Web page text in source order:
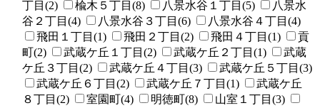
丁目(2)
楡木５丁目(8) 八景水谷１丁目(5)
八景水
谷２丁目(4)
八景水谷３丁目(6)
八景水谷４丁目(4)
飛田１丁目(1)
飛田２丁目(2) 飛田４丁目(1)
貢
町(2)
武蔵ケ丘１丁目(2) 武蔵ケ丘２丁目(1)
武蔵
ケ丘３丁目(2)
武蔵ケ丘４丁目(3)
武蔵ケ丘５丁目(3)
武蔵ケ丘６丁目(2)
武蔵ケ丘７丁目(1)
武蔵ケ丘
８丁目(2)
室園町(4) 明徳町(8)
山室１丁目(3)